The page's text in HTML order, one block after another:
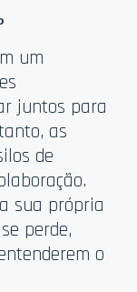
um
juntos para
as
de
sua própria
perde,
o